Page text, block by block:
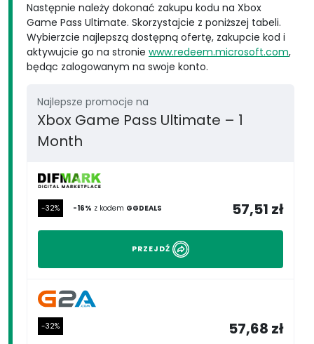
Następnie należy dokonać zakupu kodu na Xbox
Game Pass Ultimate. Skorzystajcie z poniższej tabeli.
Wybierzcie najlepszą dostępną ofertę, zakupcie kod i
aktywujcie go na stronie www.redeem.microsoft.com,
będąc zalogowanym na swoje konto.
Najlepsze promocje na
Xbox Game Pass Ultimate – 1
Month
-32% -16% z kodem GGDEALS 57,51 zł
PRZEJDŹ
-32% 57,68 zł